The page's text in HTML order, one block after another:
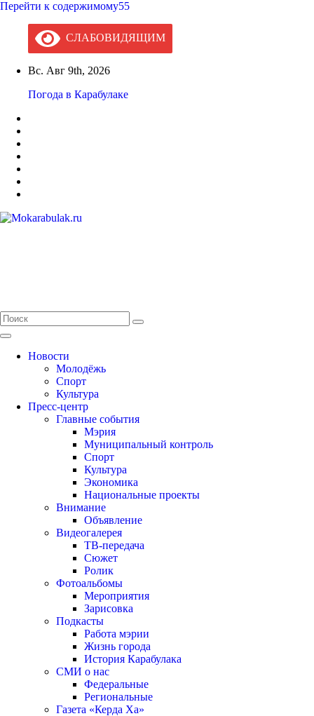
Перейти к содержимому55
СЛАБОВИДЯЩИМ
Вс. Авг 9th, 2026
Погода в Карабулаке
Новости
Молодёжь
Спорт
Культура
Пресс-центр
Главные события
Мэрия
Муниципальный контроль
Спорт
Культура
Экономика
Национальные проекты
Внимание
Объявление
Видеогалерея
ТВ-передача
Сюжет
Ролик
Фотоальбомы
Мероприятия
Зарисовка
Подкасты
Работа мэрии
Жизнь города
История Карабулака
СМИ о нас
Федеральные
Региональные
Газета «Керда Ха»